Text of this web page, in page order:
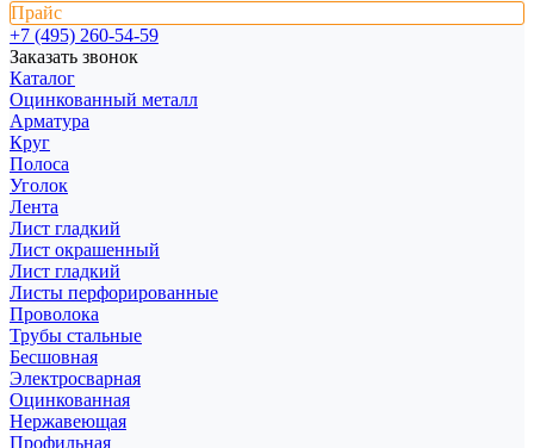
Прайс
+7 (495) 260-54-59
Заказать звонок
Каталог
Оцинкованный металл
Арматура
Круг
Полоса
Уголок
Лента
Лист гладкий
Лист окрашенный
Лист гладкий
Листы перфорированные
Проволока
Трубы стальные
Бесшовная
Электросварная
Оцинкованная
Нержавеющая
Профильная